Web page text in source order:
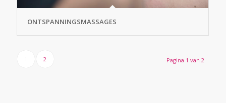
ONTSPANNINGSMASSAGES
Pagina 1 van 2
2